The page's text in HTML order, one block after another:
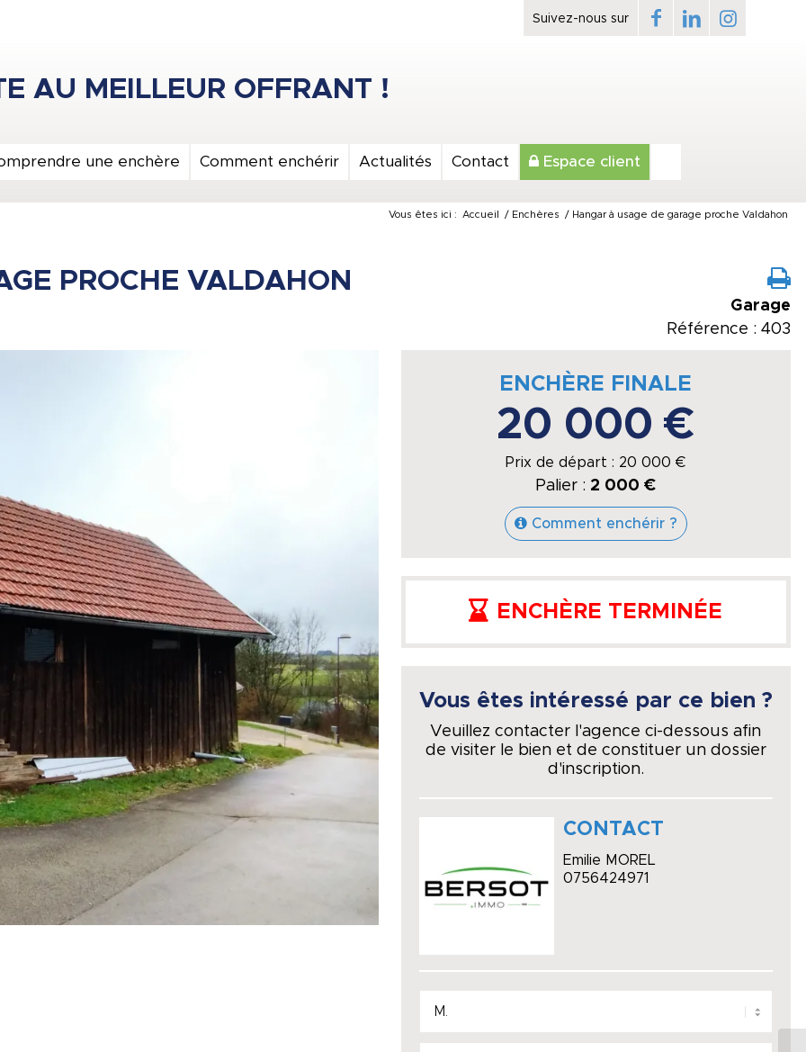
une enchère Comment enchérir Actualités Contact Espace client
Vous êtes ici : Accueil / Enchères / Hangar à usage de garage proche Valdahon
PROCHE VALDAHON
Garage
Référence : 403
ENCHÈRE FINALE
20 000 €
Prix de départ : 20 000 €
Palier : 2 000 €
Comment enchérir ?
ENCHÈRE TERMINÉE
Vous êtes intéressé par ce bien ?
Veuillez contacter l'agence ci-dessous afin
de visiter le bien et de constituer un dossier
d'inscription.
CONTACT
Emilie MOREL
0756424971